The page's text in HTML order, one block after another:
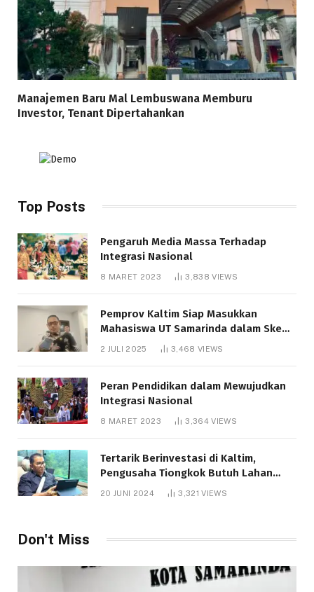
Manajemen Baru Mal Lembuswana Memburu
Investor, Tenant Dipertahankan
Top Posts
Pengaruh Media Massa Terhadap
Integrasi Nasional
8 MARET 2023 3,838VIEWS
Pemprov Kaltim Siap Masukkan
Mahasiswa UT Samarinda dalam Skema
Bantuan Pendidikan Gratispol
2 JULI 2025 3,468 VIEWS
Peran Pendidikan dalam Mewujudkan
Integrasi Nasional
8 MARET 2023 3,364VIEWS
Tertarik Berinvestasi di Kaltim,
Pengusaha Tiongkok Butuh Lahan
1.000 Hektare
20 JUNI 2024 3,321VIEWS
Don't Miss